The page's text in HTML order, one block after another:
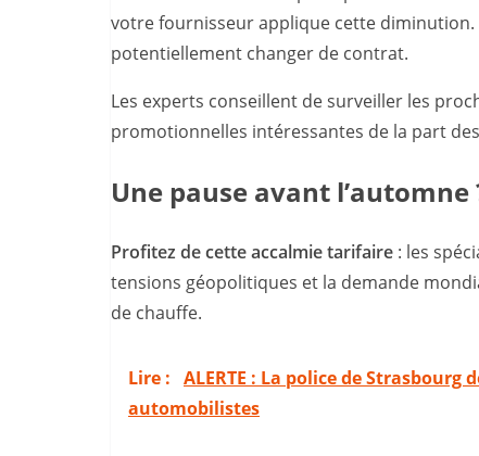
votre fournisseur applique cette
potentiellement changer de contrat.
Les experts conseillent de surveiller les
promotionnelles intéressantes de la part
Une pause avant l’automne
Profitez de cette accalmie tarifaire : les
tensions géopolitiques et la demande
de chauffe.
Lire : ALERTE : La police de
automobilistes